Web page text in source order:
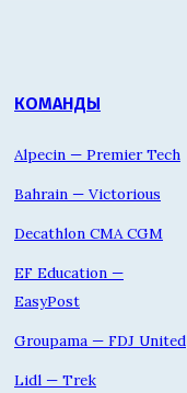
КОМАНДЫ
Alpecin — Premier Tech
Bahrain — Victorious
Decathlon CMA CGM
EF Education —
EasyPost
Groupama — FDJ United
Lidl — Trek